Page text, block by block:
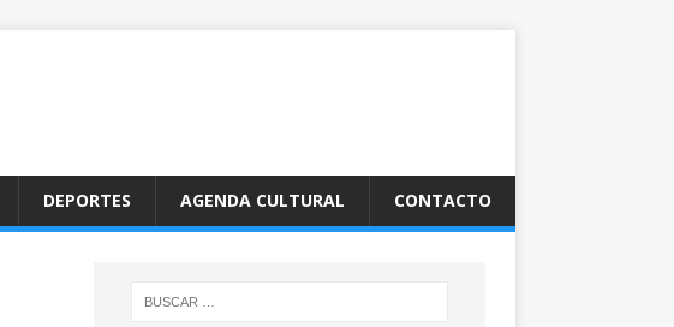
DEPORTES AGENDA CULTURAL CONTACTO